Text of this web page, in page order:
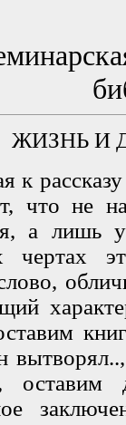
ЖИЗНЬ И
что не
а лишь
чертах